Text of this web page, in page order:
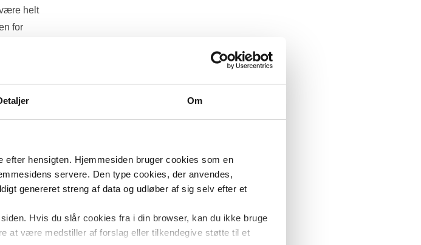
Om
hensigten. Hjemmesiden bruger cookies som en
servere. Den type cookies, der anvendes,
genereret streng af data og udløber af sig selv efter et
Hvis du slår cookies fra i din browser, kan du ikke bruge
at være medstiller af forslag eller tilkendegive støtte til et
helt
for
en
i
at klage
deres
på fulde
Samtidig
oplevelse af